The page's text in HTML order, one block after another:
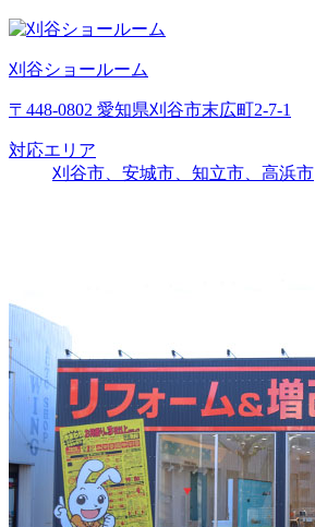
刈谷ショールーム
〒448-0802 愛知県刈谷市末広町2-7-1
対応エリア
刈谷市、安城市、知立市、高浜市